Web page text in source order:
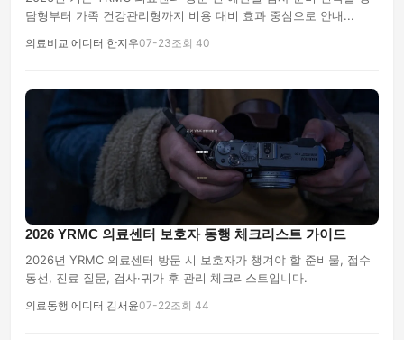
담형부터 가족 건강관리형까지 비용 대비 효과 중심으로 안내...
의료비교 에디터 한지우07-23조회 40
2026 YRMC 의료센터 보호자 동행 체크리스트 가이드
2026년 YRMC 의료센터 방문 시 보호자가 챙겨야 할 준비물, 접수
동선, 진료 질문, 검사·귀가 후 관리 체크리스트입니다.
의료동행 에디터 김서윤07-22조회 44